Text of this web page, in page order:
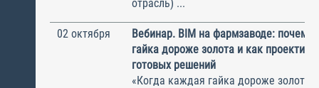
отрасль) ...
02 октября
Вебинар. BIM на фармзаводе: почему
гайка дороже золота и как
готовых решений
«Когда каждая гайка дороже